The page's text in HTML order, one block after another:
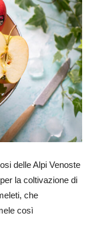
delle Alpi Venoste
la coltivazione di
che
così